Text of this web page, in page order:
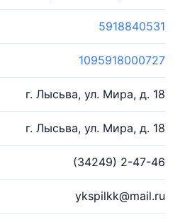
5918840531
1095918000727
г. Лысьва, ул. Мира, д. 18
г. Лысьва, ул. Мира, д. 18
(34249) 2-47-46
ykspilkk@mail.ru